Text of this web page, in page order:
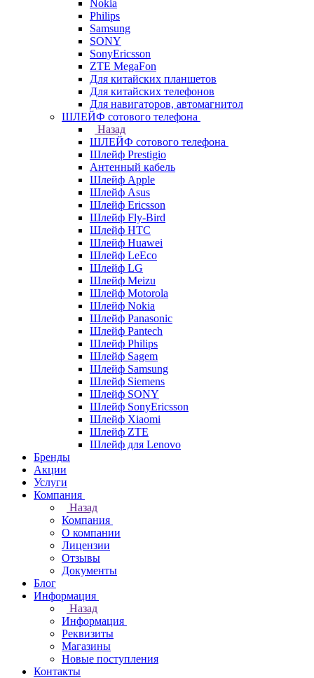
Nokia
Philips
Samsung
SONY
SonyEricsson
ZTE MegaFon
Для китайских планшетов
Для китайских телефонов
Для навигаторов, автомагнитол
ШЛЕЙФ сотового телефона
Назад
ШЛЕЙФ сотового телефона
Шлейф Prestigio
Антенный кабель
Шлейф Apple
Шлейф Asus
Шлейф Ericsson
Шлейф Fly-Bird
Шлейф HTC
Шлейф Huawei
Шлейф LeEco
Шлейф LG
Шлейф Meizu
Шлейф Motorola
Шлейф Nokia
Шлейф Panasonic
Шлейф Pantech
Шлейф Philips
Шлейф Sagem
Шлейф Samsung
Шлейф Siemens
Шлейф SONY
Шлейф SonyEricsson
Шлейф Xiaomi
Шлейф ZTE
Шлейф для Lenovo
Бренды
Акции
Услуги
Компания
Назад
Компания
О компании
Лицензии
Отзывы
Документы
Блог
Информация
Назад
Информация
Реквизиты
Магазины
Новые поступления
Контакты